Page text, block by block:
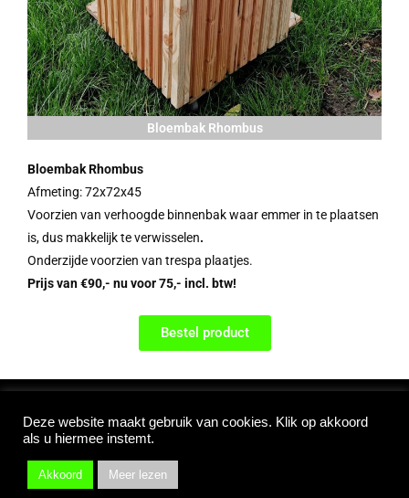
Bloembak Rhombus
Bloembak Rhombus
Afmeting: 72x72x45
Voorzien van verhoogde binnenbakwaar emmer in te plaatsen
is, dus makkelijk te verwisselen.
Onderzijde voorzien van trespa plaatjes.
Prijs van €90,- nu voor 75,- incl. btw!
Bestel product
Copyright © 2026WagenaarWood
Deze website maakt gebruik van cookies. Klik op akkoord
als u hiermee instemt.
Akkoord Meer lezen